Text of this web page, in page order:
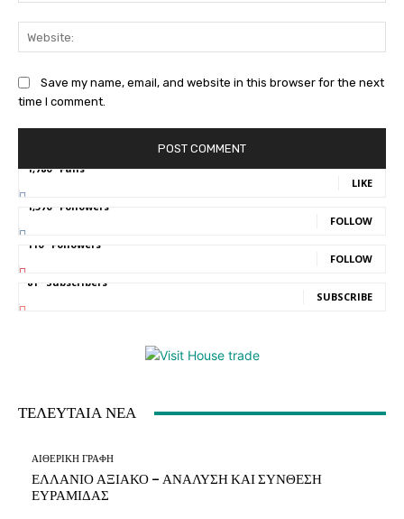
Save my name, email, and website in this browser for the next
time I comment.
1,780 Fans
LIKE
1,570
Followers
FOLLOW
110
Followers
FOLLOW
81
Subscribers
SUBSCRIBE
ΤΕΛΕΥΤΑΙΑ ΝΕΑ
ΑΙΘΕΡΙΚΗ ΓΡΑΦΗ
ΕΛΛΑΝΙΟ ΑΞΙΑΚΟ – ΑΝΑΛΥΣΗ ΚΑΙ ΣΥΝΘΕΣΗ
ΕΥΡΑΜΙΔΑΣ